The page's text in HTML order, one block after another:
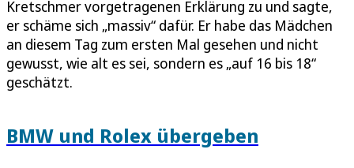
Kretschmer vorgetragenen Erklärung zu und sagte,
er schäme sich „massiv“ dafür. Er habe das Mädchen
an diesem Tag zum ersten Mal gesehen und nicht
gewusst, wie alt es sei, sondern es „auf 16 bis 18“
geschätzt.
BMW und Rolex übergeben